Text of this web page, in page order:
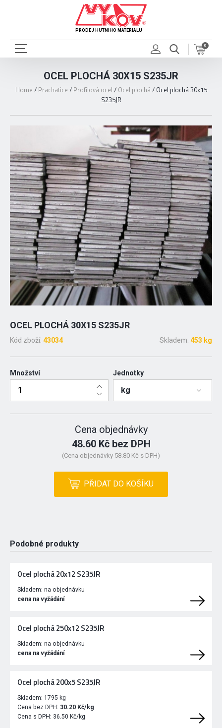
PRODEJ HUTNÍHO MATERIÁLU
0
OCEL PLOCHÁ 30X15 S235JR
Home / Prachatice / Profilová ocel / Ocel plochá/ Ocel plochá 30x15
S235JR
OCEL PLOCHÁ 30X15 S235JR
Kód zboží: 43034 Skladem: 453 kg
Množství Jednotky
kg
Cena objednávky
48.60 Kč bez DPH
(Cena objednávky 58.80 Kč s DPH)
PŘIDAT DO KOŠÍKU
Podobné produkty
Ocel plochá 20x12 S235JR
Skladem: na objednávku
cena na vyžádání
Ocel plochá 250x12 S235JR
Skladem: na objednávku
cena na vyžádání
Ocel plochá 200x5 S235JR
Skladem: 1795 kg
Cena bez DPH: 30.20 Kč/kg
Cena s DPH: 36.50 Kč/kg